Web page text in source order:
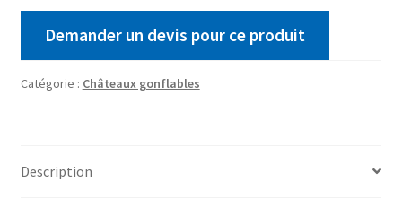
Demander un devis pour ce produit
Catégorie : Châteaux gonflables
Description